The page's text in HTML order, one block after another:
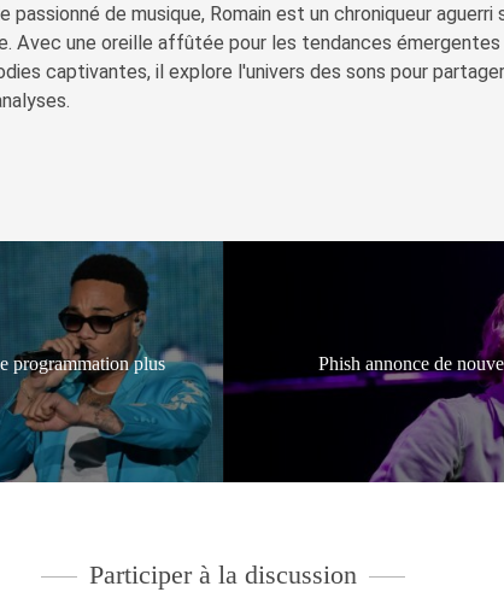
passionné de musique, Romain est un chroniqueur
Avec une oreille affûtée pour les tendances émergentes
captivantes, il explore l'univers des sons pour
programmation plus
Phish annonce de
Participer à la discussion